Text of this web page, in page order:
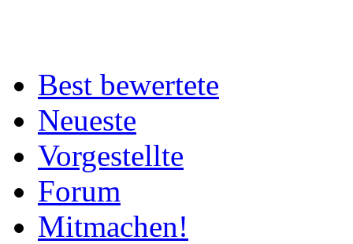
Best bewertete
Neueste
Vorgestellte
Forum
Mitmachen!